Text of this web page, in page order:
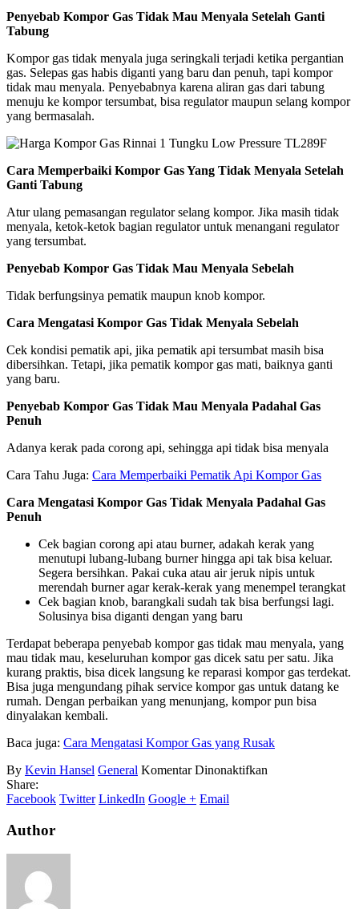
Penyebab Kompor Gas Tidak Mau Menyala Setelah Ganti
Tabung
Kompor gas tidak menyala juga seringkali terjadi ketika pergantian
gas. Selepas gas habis diganti yang baru dan penuh, tapi kompor
tidak mau menyala. Penyebabnya karena aliran gas dari tabung
menuju ke kompor tersumbat, bisa regulator maupun selang kompor
yang bermasalah.
Cara Memperbaiki Kompor Gas Yang Tidak Menyala Setelah
Ganti Tabung
Atur ulang pemasangan regulator selang kompor. Jika masih tidak
menyala, ketok-ketok bagian regulator untuk menangani regulator
yang tersumbat.
Penyebab Kompor Gas Tidak Mau Menyala Sebelah
Tidak berfungsinya pematik maupun knob kompor.
Cara Mengatasi Kompor Gas Tidak Menyala Sebelah
Cek kondisi pematik api, jika pematik api tersumbat masih bisa
dibersihkan. Tetapi, jika pematik kompor gas mati, baiknya ganti
yang baru.
Penyebab Kompor Gas Tidak Mau Menyala Padahal Gas
Penuh
Adanya kerak pada corong api, sehingga api tidak bisa menyala
Cara Tahu Juga: Cara Memperbaiki Pematik Api Kompor Gas
Cara Mengatasi Kompor Gas Tidak Menyala Padahal Gas
Penuh
Cek bagian corong api atau burner, adakah kerak yang
menutupi lubang-lubang burner hingga api tak bisa keluar.
Segera bersihkan. Pakai cuka atau air jeruk nipis untuk
merendah burner agar kerak-kerak yang menempel terangkat
Cek bagian knob, barangkali sudah tak bisa berfungsi lagi.
Solusinya bisa diganti dengan yang baru
Terdapat beberapa penyebab kompor gas tidak mau menyala, yang
mau tidak mau, keseluruhan kompor gas dicek satu per satu. Jika
kurang praktis, bisa dicek langsung ke reparasi kompor gas terdekat.
Bisa juga mengundang pihak service kompor gas untuk datang ke
rumah. Dengan perbaikan yang menunjang, kompor pun bisa
dinyalakan kembali.
Baca juga: Cara Mengatasi Kompor Gas yang Rusak
By Kevin Hansel General Komentar Dinonaktifkan
Share:
Facebook Twitter LinkedIn Google + Email
Author